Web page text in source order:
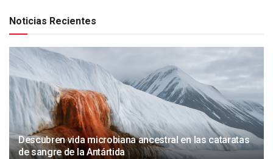
Noticias Recientes
Descubren vida microbiana ancestral en las cataratas
de sangre de la Antártida